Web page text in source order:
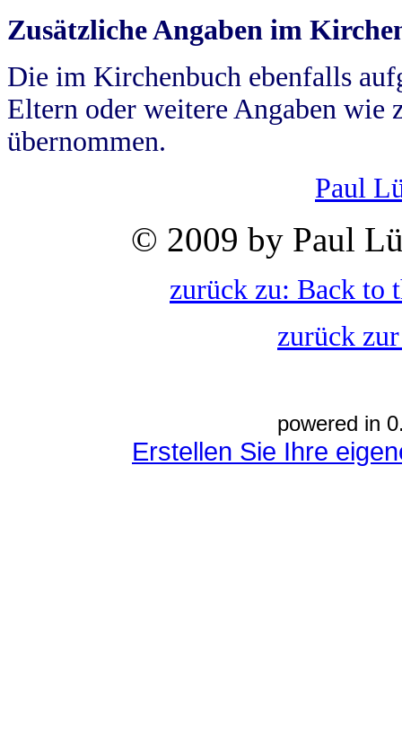
Zusätzliche Angaben im
Die im Kirchenbuch ebenfalls
Eltern oder weitere Angaben wie
übernommen.
Paul
© 2009 by Paul
zurück zu: Back to
zurück
powered in
Erstellen Sie Ihre